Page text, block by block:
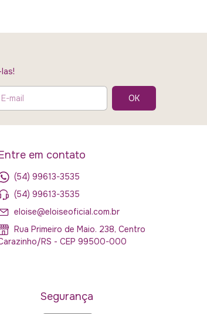
em contato
(54) 99613-3535
(54) 99613-3535
eloise@eloiseoficial.com.br
Rua Primeiro de Maio. 238, Centro
RS - CEP 99500-000
Segurança